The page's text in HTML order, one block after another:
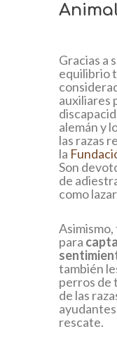
Gracias a
equilibrio
auxiliares
alemán y
las razas
la
Son
de
como
para
también
perros de
de las
rescate.